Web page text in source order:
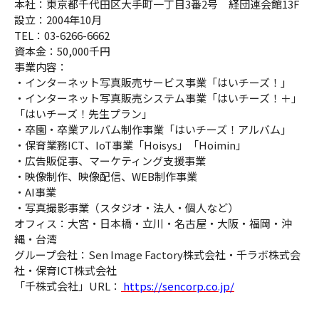
本社：東京都千代田区大手町一丁目3番2号 経団連会館13F
設立：2004年10月
TEL：03-6266-6662
資本金：50,000千円
事業内容：
・インターネット写真販売サービス事業「はいチーズ！」
・インターネット写真販売システム事業「はいチーズ！＋」
「はいチーズ！先生プラン」
・卒園・卒業アルバム制作事業「はいチーズ！アルバム」
・保育業務ICT、IoT事業「Hoisys」「Hoimin」
・広告販促事、マーケティング支援事業
・映像制作、映像配信、WEB制作事業
・AI事業
・写真撮影事業（スタジオ・法人・個人など）
オフィス：大宮・日本橋・立川・名古屋・大阪・福岡・沖
縄・台湾
グループ会社：Sen Image Factory株式会社・千ラボ株式会
社・保育ICT株式会社
「千株式会社」URL： https://sencorp.co.jp/